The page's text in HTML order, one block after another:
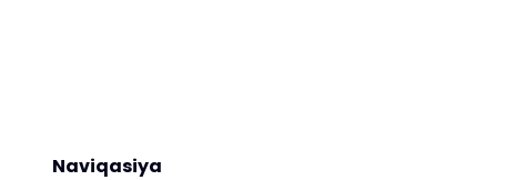
Naviqasiya